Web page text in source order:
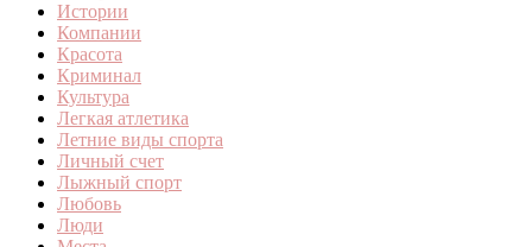
Истории
Компании
Красота
Криминал
Культура
Легкая атлетика
Летние виды спорта
Личный счет
Лыжный спорт
Любовь
Люди